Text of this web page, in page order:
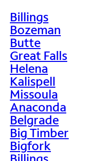
Billings
Bozeman
Butte
Great Falls
Helena
Kalispell
Missoula
Anaconda
Belgrade
Big Timber
Bigfork